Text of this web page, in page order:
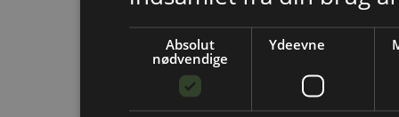
Absolut
nødvendige
Ydeevne